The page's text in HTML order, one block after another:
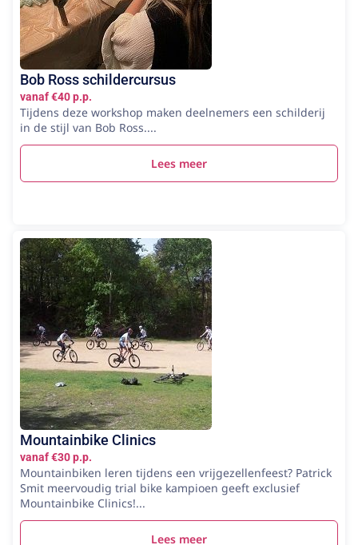
Bob Ross schildercursus
vanaf €40 p.p.
Tijdens deze workshop maken deelnemers een schilderij
in de stijl van Bob Ross....
Lees meer
Mountainbike Clinics
vanaf €30 p.p.
Mountainbiken leren tijdens een vrijgezellenfeest? Patrick
Smit meervoudig trial bike kampioen geeft exclusief
Mountainbike Clinics!...
Lees meer